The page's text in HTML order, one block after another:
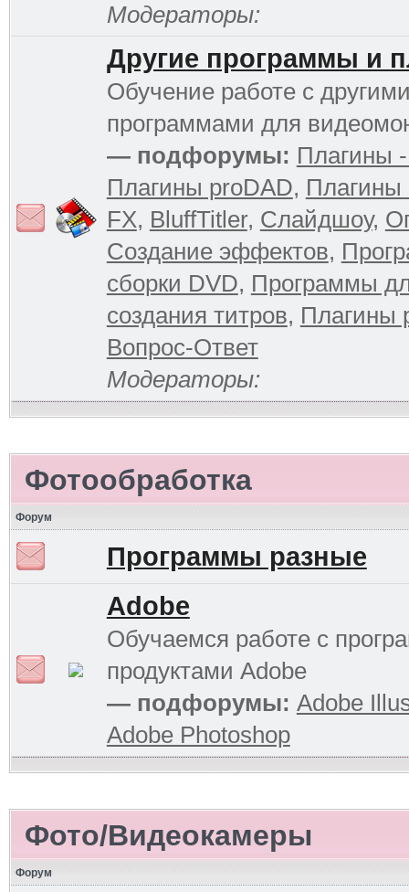
Модераторы:
Другие программы и
Обучение работе с
программами для
— подфорумы: Плагины
Плагины proDAD, Плагины
FX, BluffTitler, Слайдшоу,
Создание эффектов,
сборки DVD, Программы
создания титров, Плагины
Вопрос-Ответ
Модераторы:
Фотообработка
Форум
Программы разные
Adobe
Обучаемся работе с
продуктами Adobe
— подфорумы: Adobe
Adobe Photoshop
Фото/Видеокамеры
Форум